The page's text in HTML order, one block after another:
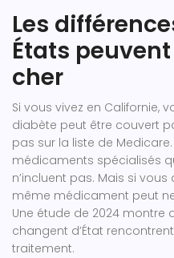
Les
États
cher
Si vous vivez en Californie,
diabète peut être couvert
pas sur la liste de
médicaments spécialisés
n’incluent pas. Mais si
même médicament peut
Une étude de 2024 montre
changent d’État
traitement.